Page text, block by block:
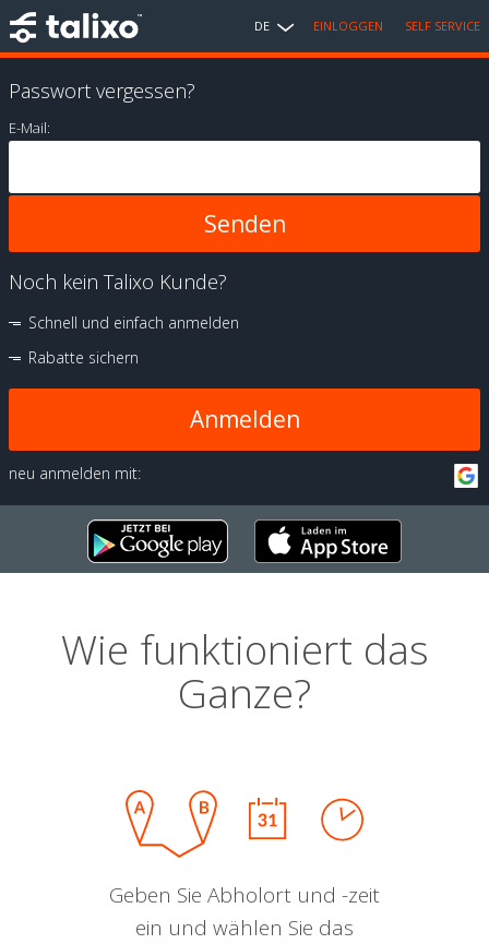
DE EINLOGGEN SELF SERVICE
Passwort vergessen?
E-Mail:
Noch kein Talixo Kunde?
Schnell und einfach anmelden
Rabatte sichern
Anmelden
neu anmelden mit:
Wie funktioniert das
Ganze?
Geben Sie Abholort und -zeit
ein und wählen Sie das